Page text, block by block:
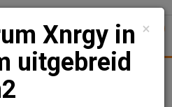
Transacties
×
Xnrgy in
uitgebreid